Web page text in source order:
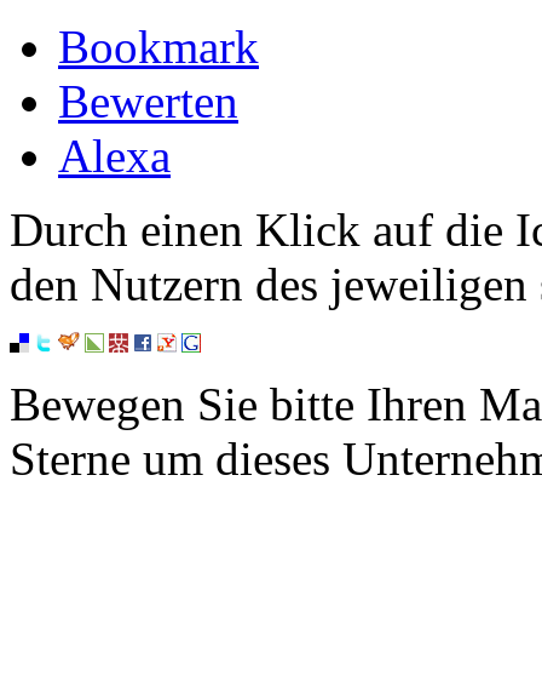
Bookmark
Bewerten
Alexa
Durch einen Klick auf die
den Nutzern des
Bewegen Sie bitte Ihren
Sterne um dieses